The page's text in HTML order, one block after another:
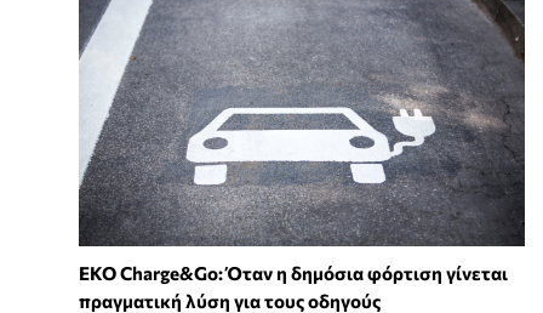
EKO Charge&Go: Όταν η δημόσια φόρτιση γίνεται
πραγματική λύση για τους οδηγούς